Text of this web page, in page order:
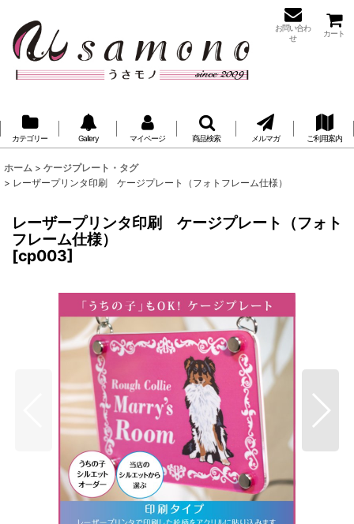
お問い合わ
せ
カート
カテゴリー Gallery マイページ 商品検索 メルマガ ご利用案内
ホーム > ケージプレート・タグ
> レーザープリンタ印刷 ケージプレート（フォトフレーム仕様）
レーザープリンタ印刷 ケージプレート（フォト
フレーム仕様）
[cp003]